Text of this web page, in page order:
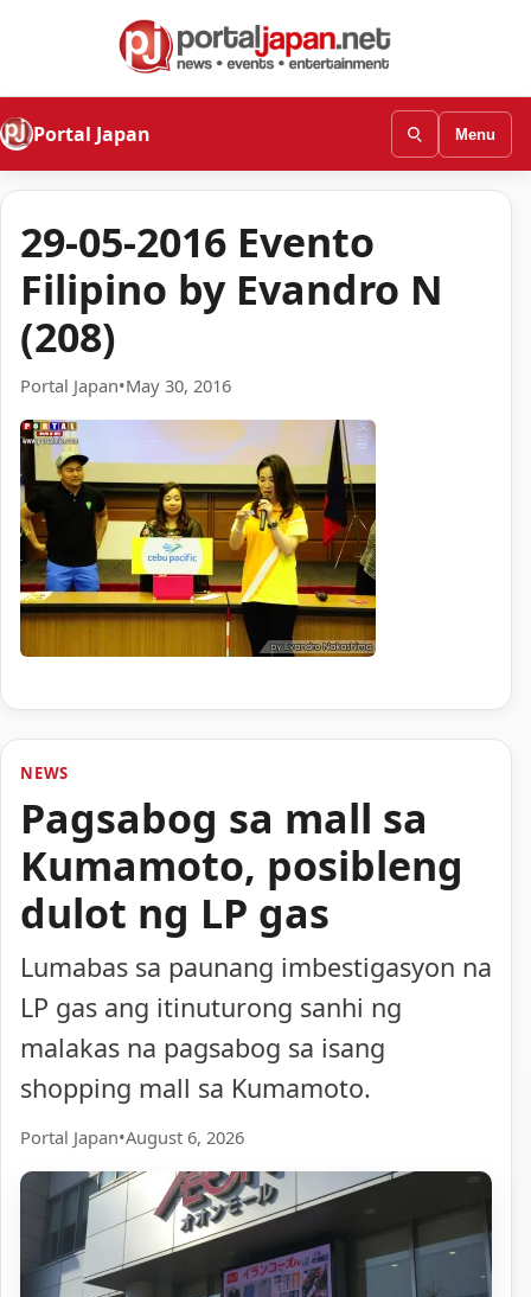
Portal Japan Menu
29-05-2016 Evento
Filipino by Evandro N
(208)
Portal Japan•May 30, 2016
NEWS
Pagsabog sa mall sa
Kumamoto, posibleng
dulot ng LP gas
Lumabas sa paunang imbestigasyon na
LP gas ang itinuturong sanhi ng
malakas na pagsabog sa isang
shopping mall sa Kumamoto.
Portal Japan•August 6, 2026